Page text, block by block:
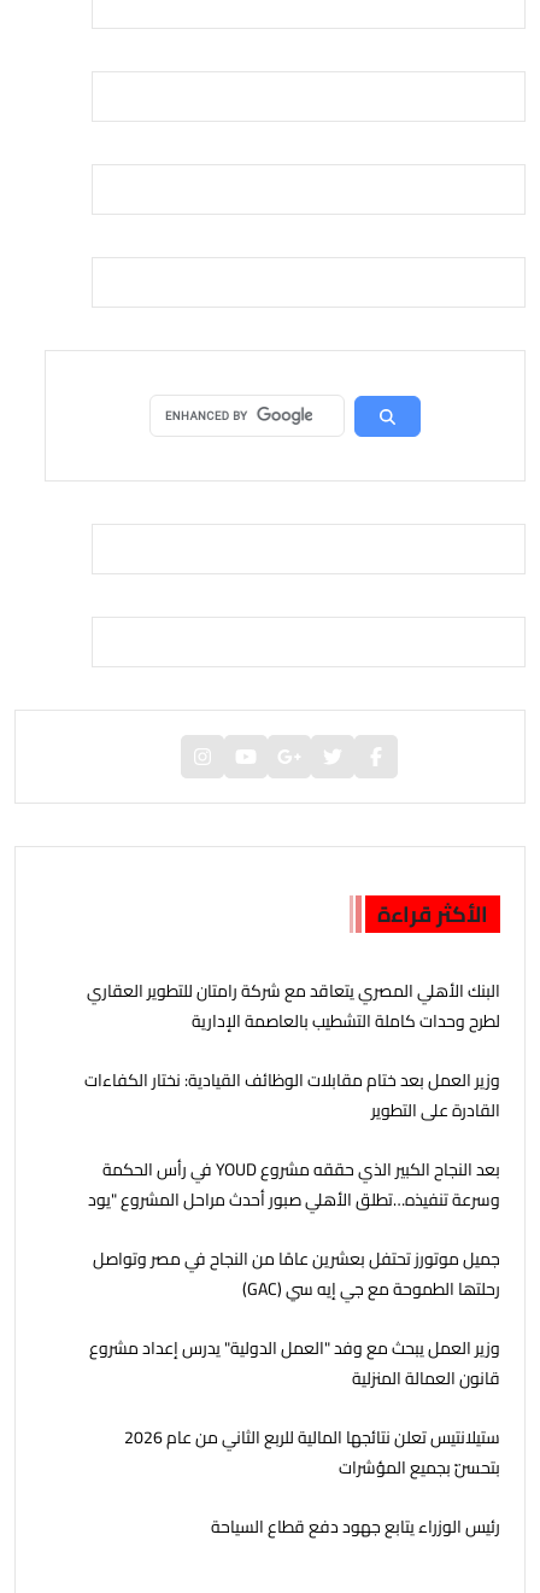
الأكثر قراءة
البنك الأهلي المصري يتعاقد مع شركة رامتان للتطوير العقاري
لطرح وحدات كاملة التشطيب بالعاصمة الإدارية
وزير العمل بعد ختام مقابلات الوظائف القيادية: نختار الكفاءات
القادرة على التطوير
بعد النجاح الكبير الذي حققه مشروع YOUD في رأس الحكمة
وسرعة تنفيذه…تطلق الأهلي صبور أحدث مراحل المشروع "يود
جمیل موتورز تحتفل بعشرين عامًا من النجاح في مصر وتواصل
رحلتھا الطموحة مع جي إيه سي (GAC)
وزير العمل يبحث مع وفد "العمل الدولية" يدرس إعداد مشروع
قانون العمالة المنزلية
ستيلانتيس تعلن نتائجها المالية للربع الثاني من عام 2026
بتحسّن بجميع المؤشرات
رئيس الوزراء يتابع جهود دفع قطاع السياحة